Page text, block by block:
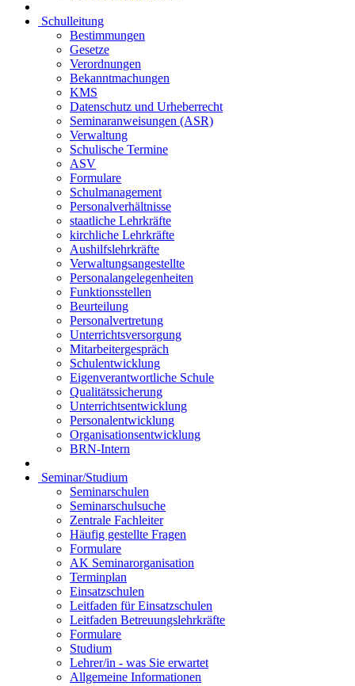
Schulleitung
Bestimmungen
Gesetze
Verordnungen
Bekanntmachungen
KMS
Datenschutz und Urheberrecht
Seminaranweisungen (ASR)
Verwaltung
Schulische Termine
ASV
Formulare
Schulmanagement
Personalverhältnisse
staatliche Lehrkräfte
kirchliche Lehrkräfte
Aushilfslehrkräfte
Verwaltungsangestellte
Personalangelegenheiten
Funktionsstellen
Beurteilung
Personalvertretung
Unterrichtsversorgung
Mitarbeitergespräch
Schulentwicklung
Eigenverantwortliche Schule
Qualitätssicherung
Unterrichtsentwicklung
Personalentwicklung
Organisationsentwicklung
BRN-Intern
Seminar/Studium
Seminarschulen
Seminarschulsuche
Zentrale Fachleiter
Häufig gestellte Fragen
Formulare
AK Seminarorganisation
Terminplan
Einsatzschulen
Leitfaden für Einsatzschulen
Leitfaden Betreuungslehrkräfte
Formulare
Studium
Lehrer/in - was Sie erwartet
Allgemeine Informationen